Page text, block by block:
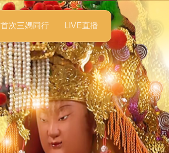
首次三媽同行 LIVE直播